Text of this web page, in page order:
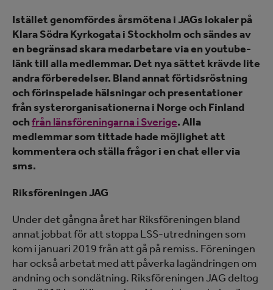
Istället genomfördes årsmötena i JAGs lokaler på
Klara Södra Kyrkogata i Stockholm och sändes av
en begränsad skara medarbetare via en youtube-
länk till alla medlemmar. Det nya sättet krävde lite
andra förberedelser. Bland annat förtidsröstning
och förinspelade hälsningar och presentationer
från systerorganisationerna i Norge och Finland
ochfrån länsföreningarna i Sverige.Alla
medlemmar som tittade hade möjlighet att
kommentera och ställa frågor i en chat eller via
sms.
Riksföreningen JAG
Under det gångna året har Riksföreningen bland
annat jobbat för att stoppa LSS-utredningen som
kom i januari 2019 från att gå på remiss. Föreningen
har också arbetat med att påverka lagändringen om
andning och sondätning. Riksföreningen JAG deltog